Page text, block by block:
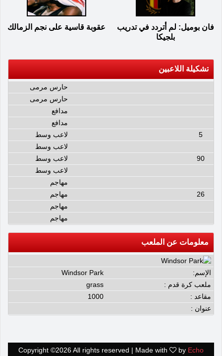
فان بوميل: لم أتردد في تدريب
بلجيكا
عقوبة قاسية على نجم الزمالك
تشكيلة اللاعبين
حارس مرمى
حارس مرمى
مدافع
مدافع
5
لاعب وسط
لاعب وسط
90
لاعب وسط
لاعب وسط
مهاجم
26
مهاجم
مهاجم
مهاجم
معلومات عن الملعب
الإسم:
Windsor Park
ملعب كرة قدم :
grass
مقاعد :
1000
عنوان :
Copyright ©2026 All rights reserved | Made with by Echo